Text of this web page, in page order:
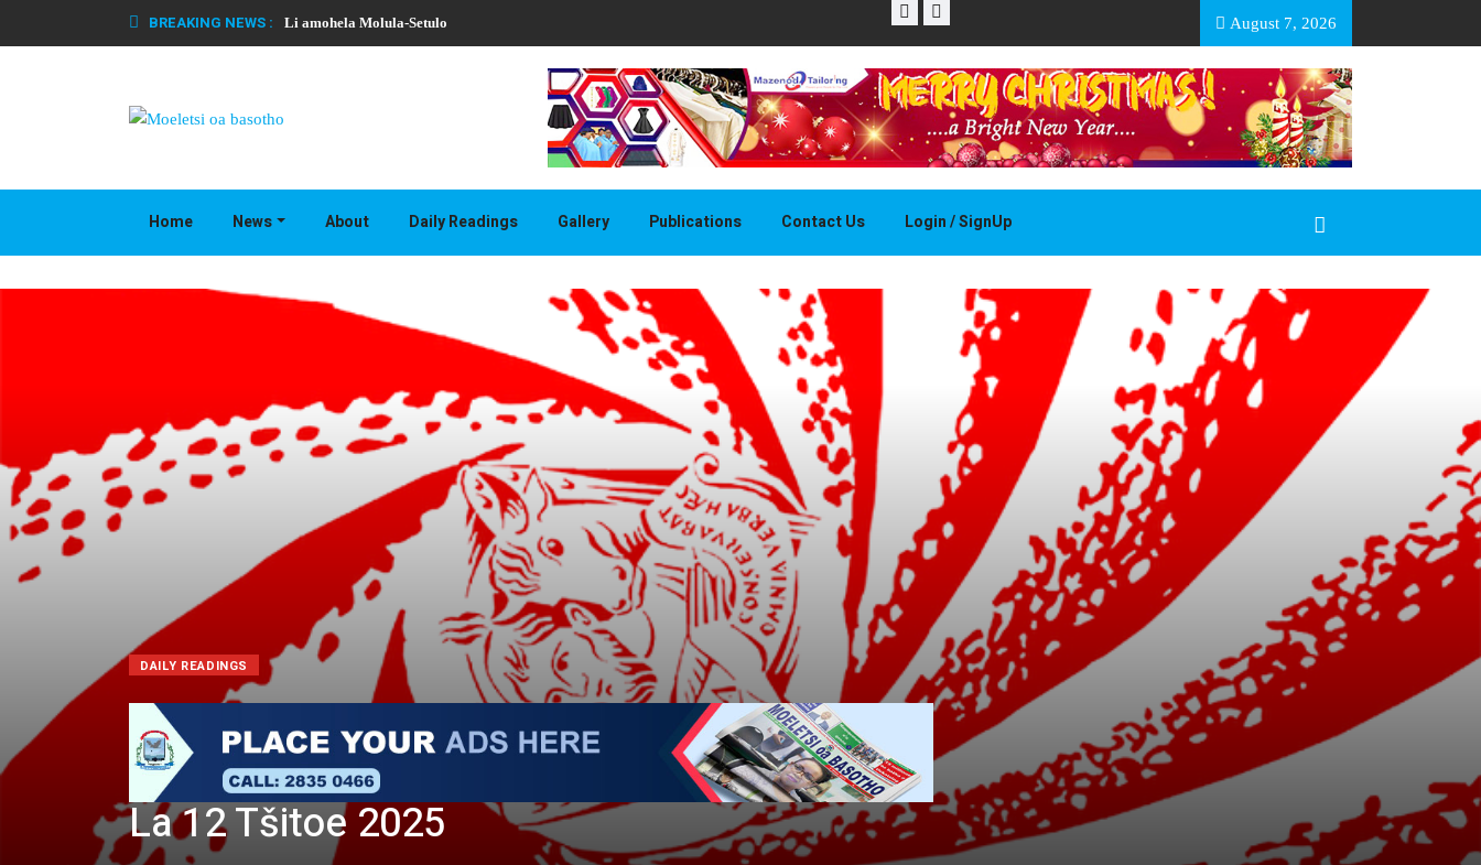
BREAKING NEWS : Li amohela Molula-Setulo THAPELO EA BASOTHO August 7, 2026
Home News About Daily Readings Gallery Publications Contact Us Login / SignUp
DAILY READINGS
La 12 Tšitoe 2025